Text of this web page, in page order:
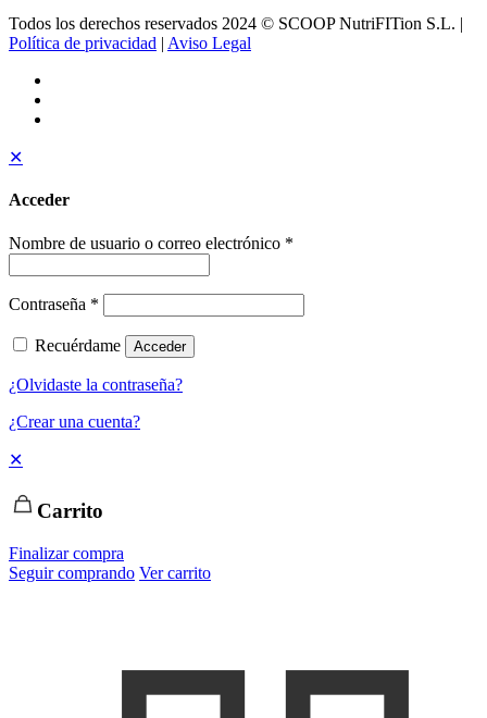
Todos los derechos reservados 2024 © SCOOP NutriFITion S.L. |
Política de privacidad | Aviso Legal
✕
Acceder
Nombre de usuario o correo electrónico *
Contraseña *
Recuérdame Acceder
¿Olvidaste la contraseña?
¿Crear una cuenta?
✕
Carrito
Finalizar compra
Seguir comprando Ver carrito